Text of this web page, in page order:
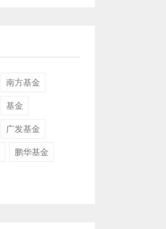
南方基金
基金
广发基金
鹏华基金